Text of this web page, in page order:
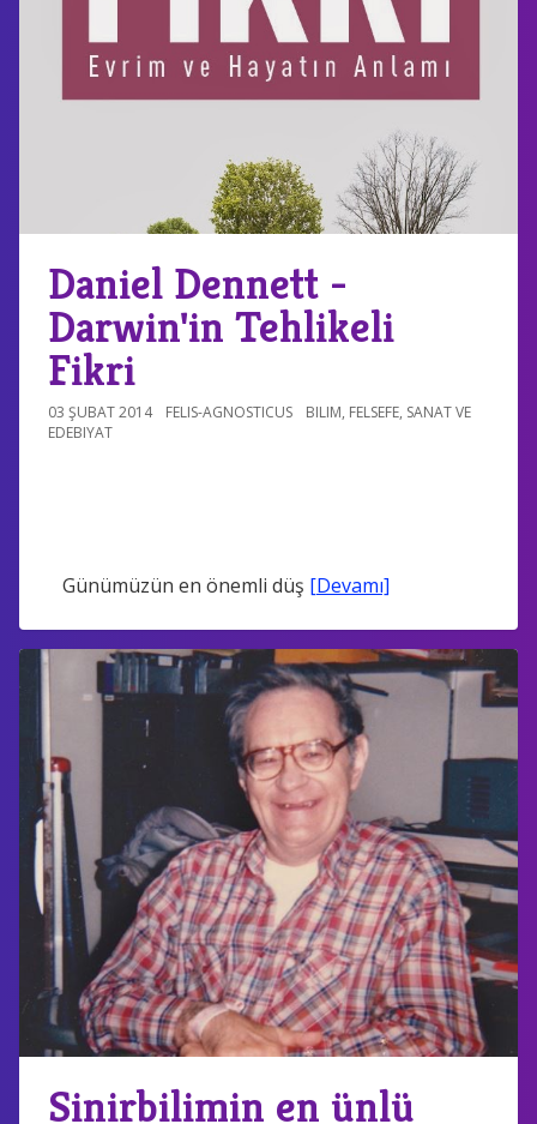
Daniel Dennett -
Darwin'in Tehlikeli
Fikri
03 ŞUBAT 2014 FELIS-AGNOSTICUS BILIM, FELSEFE, SANAT VE
EDEBIYAT
Günümüzün en önemli düş [Devamı]
Sinirbilimin en ünlü